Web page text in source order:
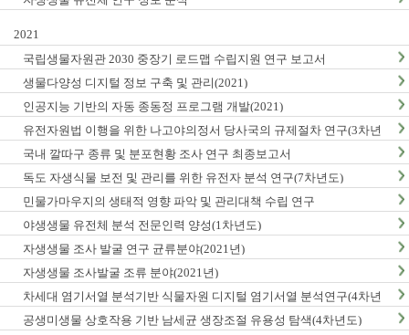
2021
국립생물자원관 2030 중장기 로드맵 수립지원 연구 보고서
생물다양성 디지털 정보 구축 및 관리(2021)
인공지능 기반의 자동 종동정 프로그램 개발(2021)
유전자원법 이행을 위한 나고야의정서 당사국의 규제절차 연구(3차년
도)
국내 깔따구 종류 및 분포현황 조사 연구 최종보고서
독도 자생식물 보전 및 관리를 위한 유전자 분석 연구(7차년도)
민물가마우지의 생태적 영향 파악 및 관리대책 수립 연구
야생생물 유전체 분석 전문인력 양성(1차년도)
자생생물 조사 발굴 연구 균류분야(2021년)
자생생물 조사발굴 조류 분야(2021년)
차세대 염기서열 분석기반 식물자원 디지털 염기서열 분석연구(4차년
도)
공생미생물 상호작용 기반 남세균 생장조절 유용성 탐색(4차년도)